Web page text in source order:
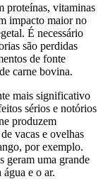
proteínas, vitaminas
impacto maior no
É necessário
são perdidas
de fonte
carne bovina.
mais significativo
sérios e notórios
produzem
vacas e ovelhas
por exemplo.
geram uma grande
e o ar.